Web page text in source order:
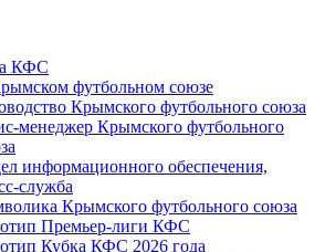
КФС
футбольном союзе
Крымского футбольного союза
менеджер Крымского футбольного
информационного обеспечения,
служба
Крымского футбольного союза
Премьер-лиги КФС
Кубка КФС 2026 года